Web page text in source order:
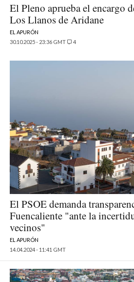
El Pleno aprueba el encargo
Los Llanos de Aridane
EL APURÓN
30.10.2025 - 23:36 GMT
4
El PSOE demanda
Fuencaliente "ante la
vecinos"
EL APURÓN
14.04.2024 - 11:41 GMT